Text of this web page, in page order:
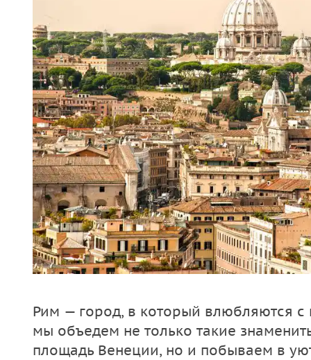
Рим — город, в который влюбляются с
мы объедем не только такие
площадь Венеции, но и побываем в